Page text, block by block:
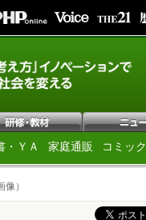
・ＹＡ 家庭通販 コミック
像）